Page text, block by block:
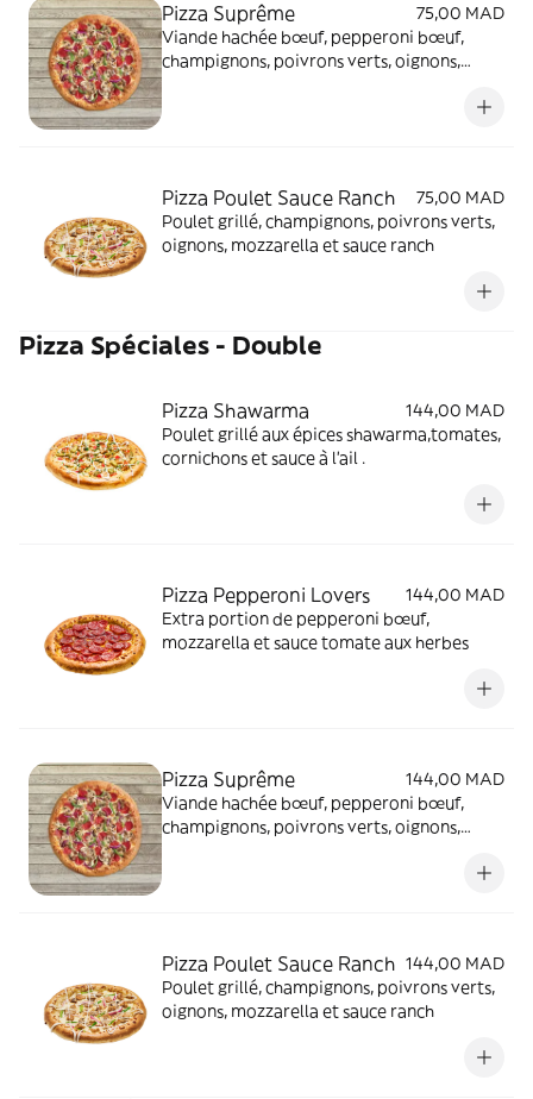
Pizza Suprême
75,00 MAD
Viande hachée bœuf, pepperoni bœuf,
champignons, poivrons verts, oignons,
Pizza Poulet Sauce Ranch
75,00 MAD
Poulet grillé, champignons, poivrons verts,
oignons, mozzarella et sauce ranch
Pizza Spéciales - Double
Pizza Shawarma
144,00 MAD
Poulet grillé aux épices shawarma,tomates,
cornichons et sauce à l’ail .
Pizza Pepperoni Lovers
144,00 MAD
Extra portion de pepperoni bœuf,
mozzarella et sauce tomate aux herbes
Pizza Suprême
144,00 MAD
Viande hachée bœuf, pepperoni bœuf,
champignons, poivrons verts, oignons,
Pizza Poulet Sauce Ranch 144,00 MAD
Poulet grillé, champignons, poivrons verts,
oignons, mozzarella et sauce ranch